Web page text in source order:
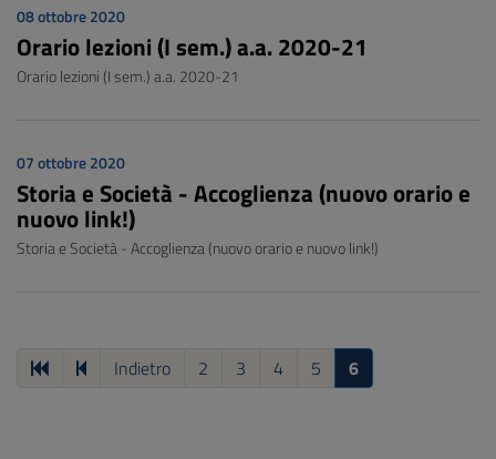
08 ottobre 2020
Orario lezioni (I sem.) a.a. 2020-21
Orario lezioni (I sem.) a.a. 2020-21
07 ottobre 2020
Storia e Società - Accoglienza (nuovo orario e
nuovo link!)
Storia e Società - Accoglienza (nuovo orario e nuovo link!)
Indietro 2 3 4 5 6